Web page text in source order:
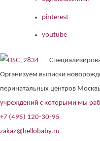
pinterest
youtube
Организуем выписки
перинатальных центров
учреждений с которыми мы
+7 (495) 120-30-95
zakaz@hellobaby.ru